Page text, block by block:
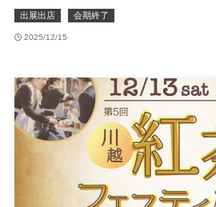
出展出店 会期終了
2025/12/15